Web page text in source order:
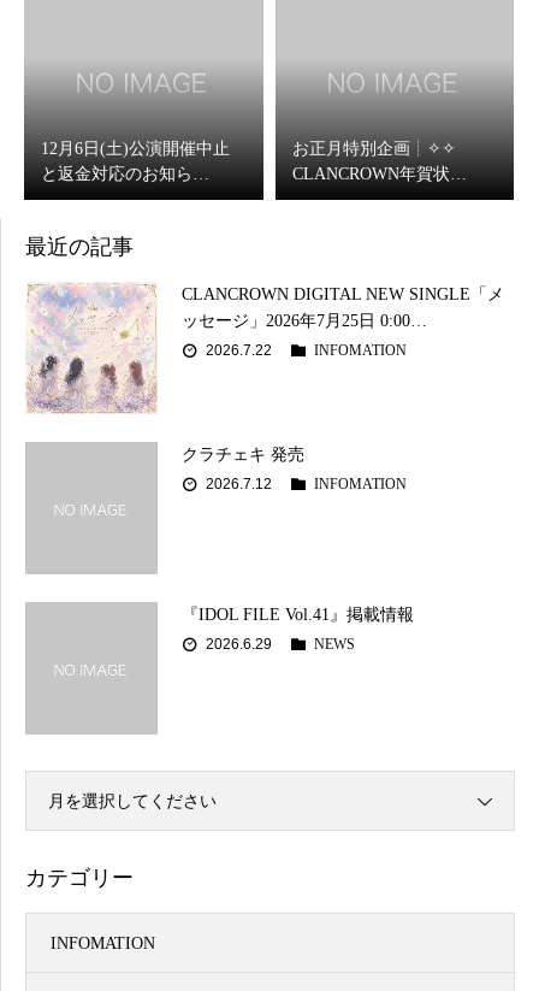
12月6日(土)公演開催中止
と返金対応のお知ら…
お正月特別企画┊✧✧
CLANCROWN年賀状…
最近の記事
CLANCROWN DIGITAL NEW SINGLE「メ
ッセージ」2026年7月25日 0:00…
2026.7.22 INFOMATION
クラチェキ 発売
2026.7.12 INFOMATION
『IDOL FILE Vol.41』掲載情報
2026.6.29 NEWS
月を選択してください
カテゴリー
INFOMATION